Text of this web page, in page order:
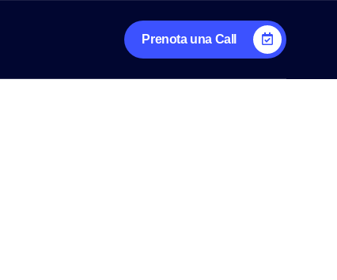
Prenota una Call